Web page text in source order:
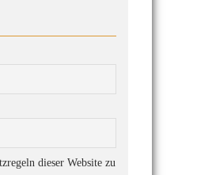
dieser Website zu